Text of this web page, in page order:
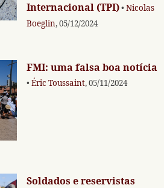
Internacional (TPI)• Nicolas
Boeglin, 05/12/2024
FMI: uma falsa boa notícia
• Éric Toussaint, 05/11/2024
Soldados e reservistas